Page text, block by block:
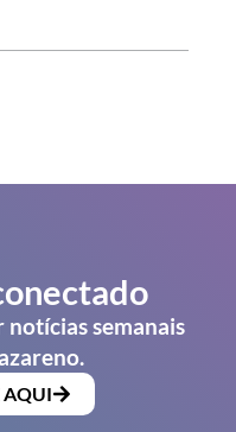
notícias semanais
AQUI